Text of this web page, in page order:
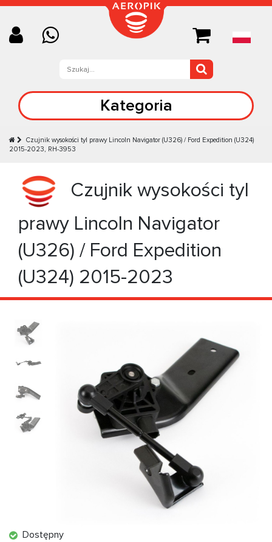
Kategoria
Czujnik wysokości tyl prawy Lincoln Navigator (U326) / Ford Expedition (U324)
2015-2023, RH-3953
Czujnik wysokości tyl
prawy Lincoln Navigator
(U326) / Ford Expedition
(U324) 2015-2023
Dostępny